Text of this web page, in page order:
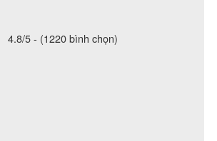
4.8/5 - (1220 bình chọn)